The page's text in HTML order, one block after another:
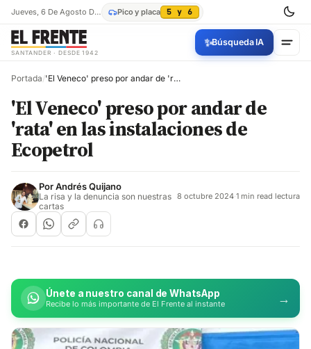
Jueves, 6 De Agosto De 2026 Pico y placa 5 y 6
SANTANDER · DESDE 1942
✨Búsqueda IA
Portada/ 'El Veneco' preso por andar de 'rata' en las instalaciones de Ecopetrol
'El Veneco' preso por andar de
'rata' en las instalaciones de
Ecopetrol
PorAndrés Quijano
La risa y la denuncia son nuestras
cartas
8 octubre 2024·1 min read lectura
Únete a nuestro canal de WhatsApp
Recibe lo más importante de El Frente al instante →